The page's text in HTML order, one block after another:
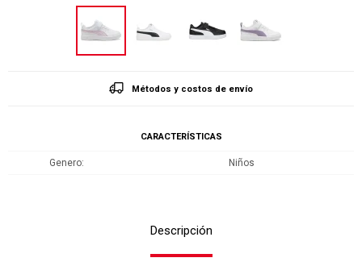
Métodos y costos de envío
CARACTERÍSTICAS
Genero Niños
Descripción